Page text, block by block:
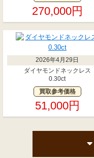
270,000円
2026年4月29日
ダイヤモンドネックレス
0.30ct
買取参考価格
51,000円